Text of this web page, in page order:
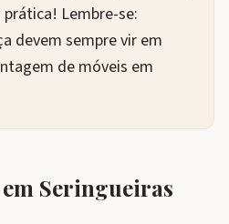
Lembre-se:
devem sempre vir em
de móveis em
Seringueiras